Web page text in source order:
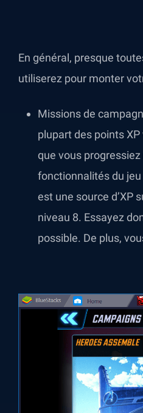
En général, presque
utiliserez pour monter
Missions de
plupart des points
que vous
fonctionnalités du
est une source d’XP
niveau 8. Essayez
possible. De plus,